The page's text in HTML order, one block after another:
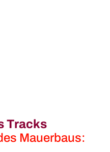
Tracks
Mauerbaus: